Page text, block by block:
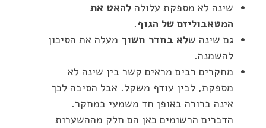
שינה לא מספקת עלולה להאט את
המטאבוליזם של הגוף.
גם שינה שלא בחדר חשוך מעלה את הסיכון
להשמנה.
מחקרים רבים מראים קשר בין שינה לא
מספקת, לבין עודף משקל. אבל הסיבה לכך
אינה ברורה באופן חד משמעי במחקר.
הדברים הרשומים כאן הם חלק מההשערות